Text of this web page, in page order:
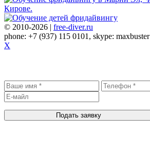
© 2010-2026 | free-diver.ru
phone: +7 (937) 115 0101, skype: maxbuster
X